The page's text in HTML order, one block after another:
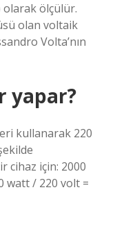
olarak ölçülür.
olan voltaik
Volta’nın
yapar?
kullanarak 220
cihaz için: 2000
watt / 220 volt =